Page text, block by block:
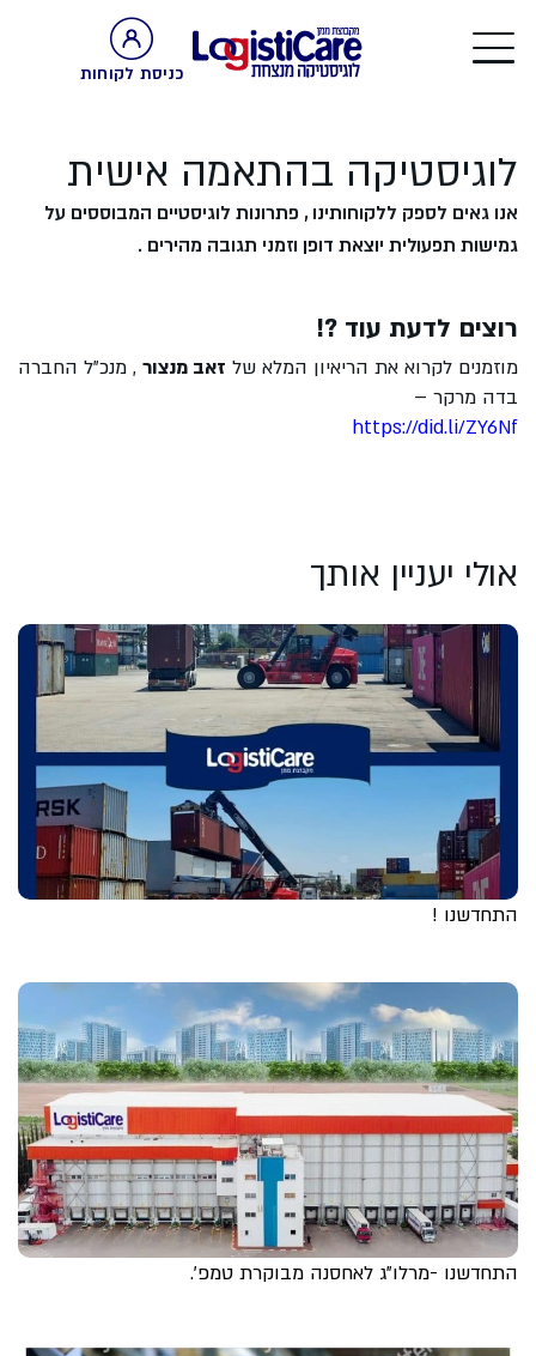
כניסת לקוחות
לוגיסטיקה בהתאמה אישית
אנו גאים לספק ללקוחותינו , פתרונות לוגיסטיים המבוססים על
גמישות תפעולית יוצאת דופן וזמני תגובה מהירים .
רוצים לדעת עוד ?!
מוזמנים לקרוא את הריאיון המלא של זאב מנצור , מנכ"ל החברה
בדה מרקר –
https://did.li/ZY6Nf
אולי יעניין אותך
התחדשנו !
התחדשנו -מרלו"ג לאחסנה מבוקרת טמפ'.